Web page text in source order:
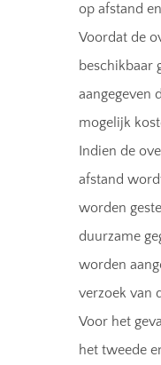
op afstand
Voordat de
beschikbaar
aangegeven
mogelijk
Indien de
afstand
worden
duurzame
worden
verzoek van
Voor het
het tweede